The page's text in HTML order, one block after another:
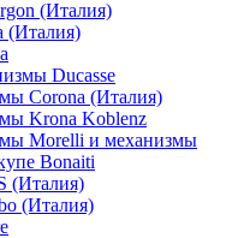
(Италия)
(Италия)
Ducasse
Corona (Италия)
Krona Koblenz
Morelli и механизмы
Bonaiti
(Италия)
(Италия)